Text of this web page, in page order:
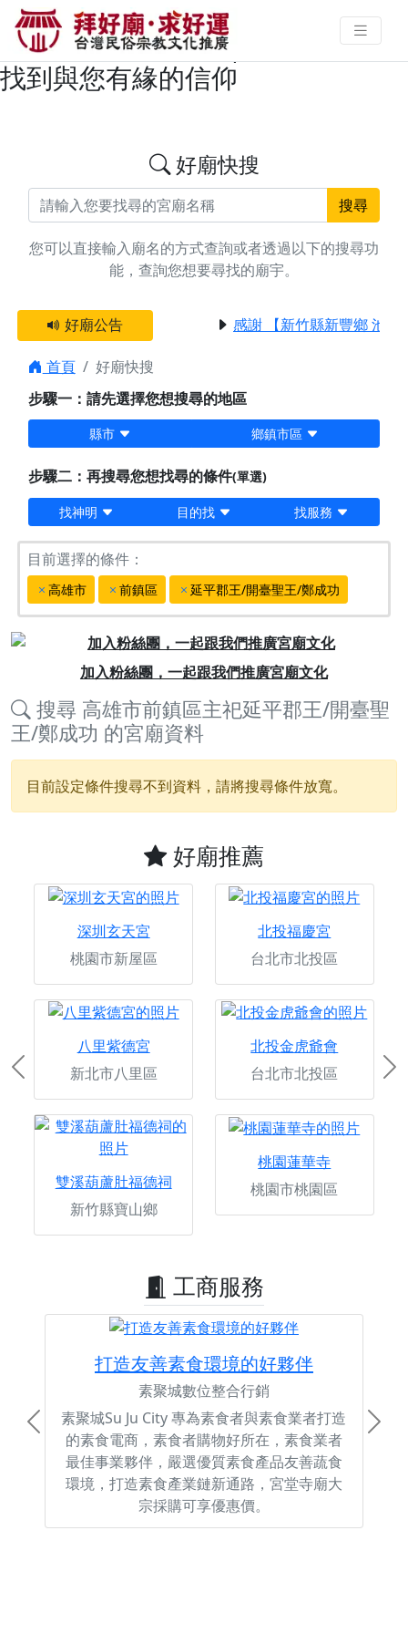
搜尋高雄市前鎮區延平郡王/開臺聖
王/鄭成功廟宇資料 | 拜好廟求好運
找到與您有緣的信仰
好廟快搜
搜尋
您可以直接輸入廟名的方式查詢或者透過以下的搜尋功
能，查詢您想要尋找的廟宇。
好廟公告 感謝 【新竹縣新豐鄉 池和
首頁
好廟快搜
步驟一：請先選擇您想搜尋的地區
縣市 鄉鎮市區
步驟二：再搜尋您想找尋的條件(單選)
找神明 目的找 找服務
目前選擇的條件：
高雄市 前鎮區 延平郡王/開臺聖王/鄭成功
加入粉絲團，一起跟我們推廣宮廟文化
Previous
搜尋 高雄市前鎮區主祀延平郡王/開臺聖
王/鄭成功 的宮廟資料
目前設定條件搜尋不到資料，請將搜尋條件放寬。
好廟推薦
深圳玄天宮
桃園市新屋區
北投福慶宮
台北市北投區
八里紫德宮
新北市八里區
北投金虎爺會
台北市北投區
雙溪葫蘆肚福德祠
新竹縣寶山鄉
桃園蓮華寺
桃園市桃園區
Previous
工商服務
打造友善素食環境的好夥伴
素聚城數位整合行銷
素聚城Su Ju City 專為素食者與素食業者打造
的素食電商，素食者購物好所在，素食業者
最佳事業夥伴，嚴選優質素食產品友善蔬食
環境，打造素食產業鏈新通路，宮堂寺廟大
宗採購可享優惠價。
Previous Next